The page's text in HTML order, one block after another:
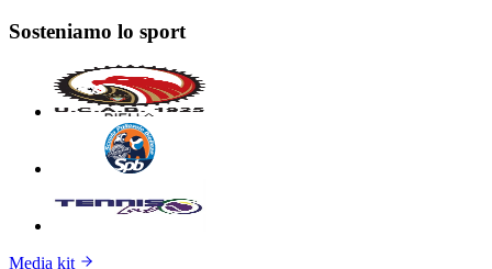
Sosteniamo lo sport
Media kit